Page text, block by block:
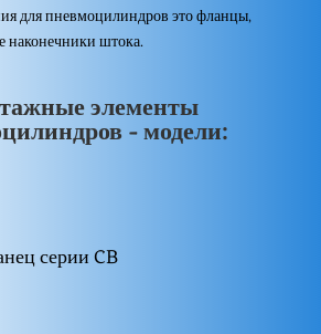
для пневмоцилиндров это фланцы,
наконечники штока.
элементы
- модели:
серии CB